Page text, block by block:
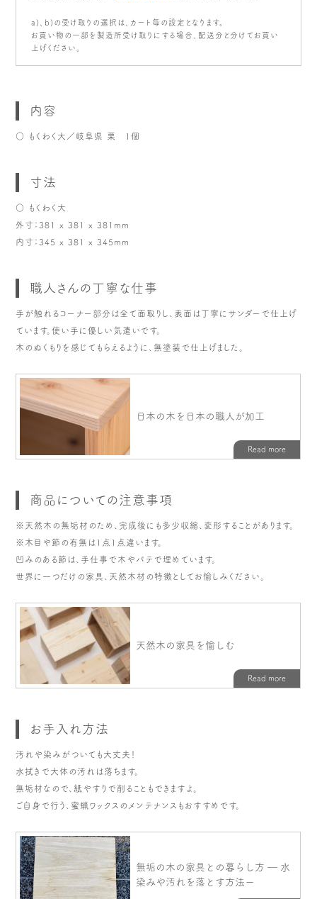
a)、b)の受け取りの選択は、カート毎の設定となります。
お買い物の一部を製造所受け取りにする場合、配送分と分けてお買い
上げください。
内容
○ もくわく大／岐阜県 栗 1個
寸法
○ もくわく大
外寸：381 x 381 x 381mm
内寸：345 x 381 x 345mm
職人さんの丁寧な仕事
手が触れるコーナー部分は全て面取りし、表面は丁寧にサンダーで仕上げ
ています。使い手に優しい気遣いです。
木のぬくもりを感じてもらえるように、無塗装で仕上げました。
商品についての注意事項
※天然木の無垢材のため、完成後にも多少収縮、変形することがあります。
※木目や節の有無は1点1点違います。
凹みのある節は、手仕事で木やパテで埋めています。
世界に一つだけの家具、天然木材の特徴としてお愉しみください。
お手入れ方法
汚れや染みがついても大丈夫！
水拭きで大体の汚れは落ちます。
無垢材なので、紙やすりで削ることもできますよ。
ご自身で行う、蜜蝋ワックスのメンテナンスもおすすめです。